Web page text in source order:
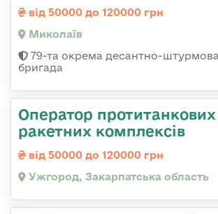
від 50000 до 120000 грн
Миколаїв
79-та окрема десантно-штурмова
бригада
Оператор протитанкових
ракетних комплексів
від 50000 до 120000 грн
Ужгород, Закарпатська область